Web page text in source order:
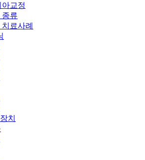
교정
종류
료사례
치